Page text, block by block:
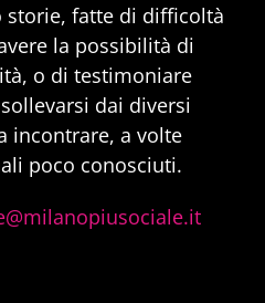
storie, fatte di difficoltà
la possibilità di
o di testimoniare
dai diversi
incontrare, a volte
poco conosciuti.